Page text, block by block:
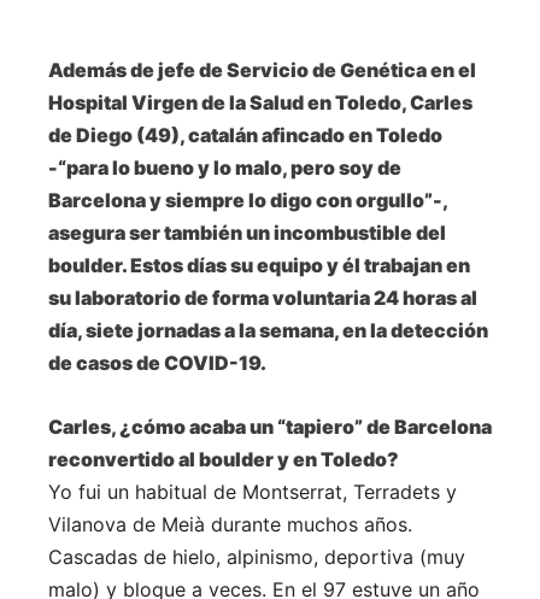
Además de jefe de Servicio de Genética en el
Hospital Virgen de la Salud en Toledo, Carles
de Diego (49), catalán afincado en Toledo
-“para lo bueno y lo malo, pero soy de
Barcelona y siempre lo digo con orgullo”-,
asegura ser también un incombustible del
boulder. Estos días su equipo y él trabajan en
su laboratorio de forma voluntaria 24 horas al
día, siete jornadas a la semana, en la detección
de casos de COVID-19.
Carles, ¿cómo acaba un “tapiero” de Barcelona
reconvertido al boulder y en Toledo?
Yo fui un habitual de Montserrat, Terradets y
Vilanova de Meià durante muchos años.
Cascadas de hielo, alpinismo, deportiva (muy
malo) y bloque a veces. En el 97 estuve un año